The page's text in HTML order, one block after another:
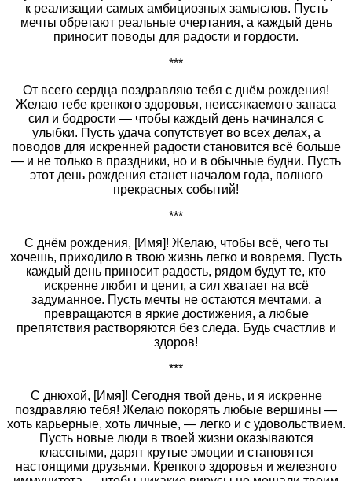
к реализации самых амбициозных замыслов. Пусть
мечты обретают реальные очертания, а каждый день
приносит поводы для радости и гордости.
***
От всего сердца поздравляю тебя с днём рождения!
Желаю тебе крепкого здоровья, неиссякаемого запаса
сил и бодрости — чтобы каждый день начинался с
улыбки. Пусть удача сопутствует во всех делах, а
поводов для искренней радости становится всё больше
— и не только в праздники, но и в обычные будни. Пусть
этот день рождения станет началом года, полного
прекрасных событий!
***
С днём рождения, [Имя]! Желаю, чтобы всё, чего ты
хочешь, приходило в твою жизнь легко и вовремя. Пусть
каждый день приносит радость, рядом будут те, кто
искренне любит и ценит, а сил хватает на всё
задуманное. Пусть мечты не остаются мечтами, а
превращаются в яркие достижения, а любые
препятствия растворяются без следа. Будь счастлив и
здоров!
***
С днюхой, [Имя]! Сегодня твой день, и я искренне
поздравляю тебя! Желаю покорять любые вершины —
хоть карьерные, хоть личные, — легко и с удовольствием.
Пусть новые люди в твоей жизни оказываются
классными, дарят крутые эмоции и становятся
настоящими друзьями. Крепкого здоровья и железного